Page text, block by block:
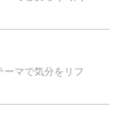
ーマで気分をリフ